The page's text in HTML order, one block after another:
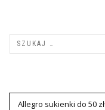
Allegro sukienki do 50 zł